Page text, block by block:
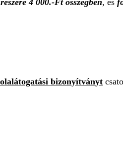
bizonyítványt